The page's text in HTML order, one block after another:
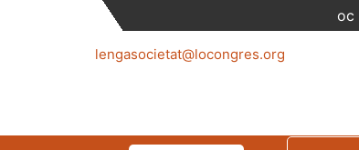
oc
lengasocietat@locongres.org